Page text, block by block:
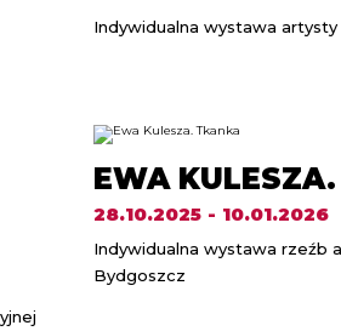
Indywidualna wystawa
EWA
28.10.2025 - 10.01.2026
Indywidualna wystawa rzeźb
Bydgoszcz